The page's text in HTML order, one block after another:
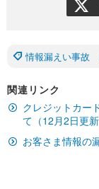
情報漏えい事故
関連リンク
クレジットカー
て（12月2日更新
お客さま情報の